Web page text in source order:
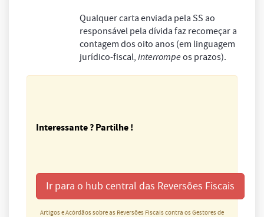
Qualquer carta enviada pela SS ao
responsável pela dívida faz recomeçar a
contagem dos oito anos (em linguagem
jurídico-fiscal, interrompeos prazos).
Interessante ? Partilhe !
Ir para o hub central das Reversões Fiscais
Artigos e Acórdãos sobre as Reversões Fiscais contra os Gestores de